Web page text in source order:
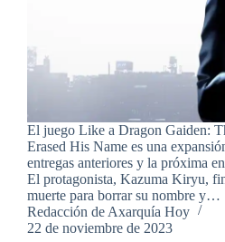
El juego Like a Dragon Gaiden:
Erased His Name es una
entregas anteriores y la próxima
El protagonista, Kazuma Kiryu,
muerte para borrar su nombre y…
Redacción de Axarquía Hoy
22 de noviembre de 2023